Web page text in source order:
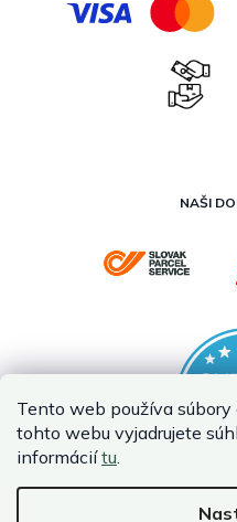
Tento web používa
tohto webu vyjadrujete
informáciítu.
NAŠI